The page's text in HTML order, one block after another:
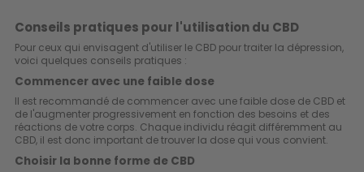
Conseils pratiques pour l'utilisation du CBD
Pour ceux qui envisagent d'utiliser le CBD pour traiter la dépression,
voici quelques conseils pratiques :
Commencer avec une faible dose
Il est recommandé de commencer avec une faible dose de CBD et
de l'augmenter progressivement en fonction des besoins et des
réactions de votre corps. Chaque individu réagit différemment au
CBD, il est donc important de trouver la dose qui vous convient.
Choisir la bonne forme de CBD